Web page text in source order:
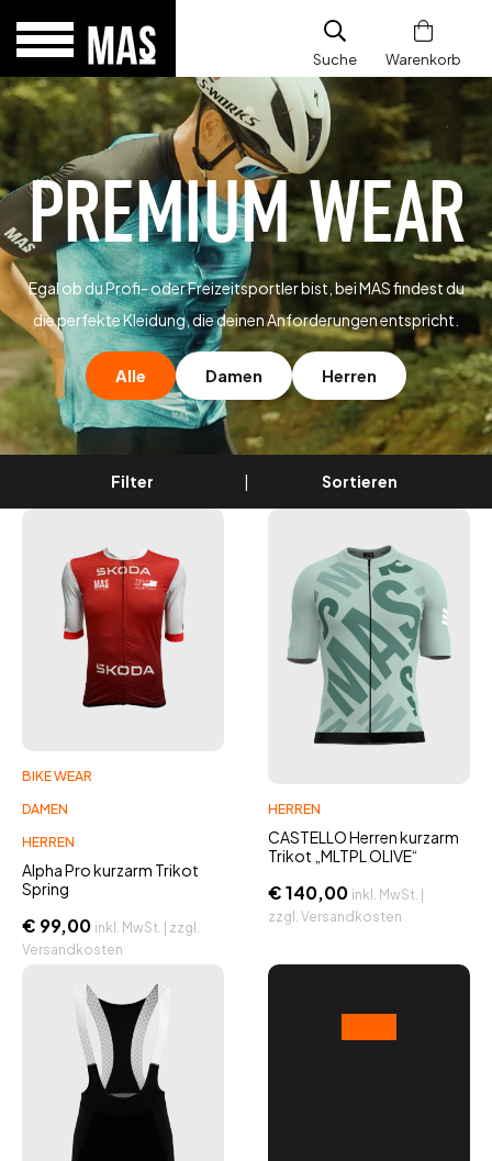
Suche Warenkorb
PREMIUM WEAR
Egal ob du Profi- oder Freizeitsportler bist, bei MAS findest du
die perfekte Kleidung, die deinen Anforderungen entspricht.
Alle Damen Herren
Filter | Sortieren
BIKE WEAR
DAMEN
HERREN
Alpha Pro kurzarm Trikot
Spring
€ 99,00 inkl. MwSt. | zzgl.
Versandkosten
HERREN
CASTELLO Herren kurzarm
Trikot „MLTPL OLIVE“
€140,00 inkl. MwSt. |
zzgl. Versandkosten